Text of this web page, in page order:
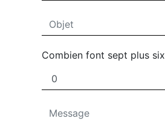
Combien font sept plus six